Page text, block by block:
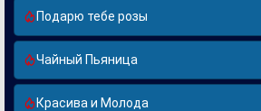
Подарю тебе розы
Чайный Пьяница
Красива и Молода